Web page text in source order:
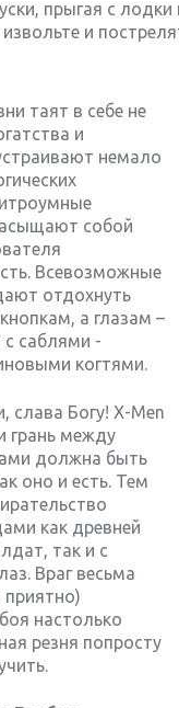
прыгая с лодки
и
таят в себе не
и
немало
собой
Всевозможные
отдохнуть
а глазам –
с саблями -
когтями.
слава Богу! Х-Men
грань между
должна быть
оно и есть. Тем
как древней
так и с
Враг весьма
приятно)
настолько
резня попросту